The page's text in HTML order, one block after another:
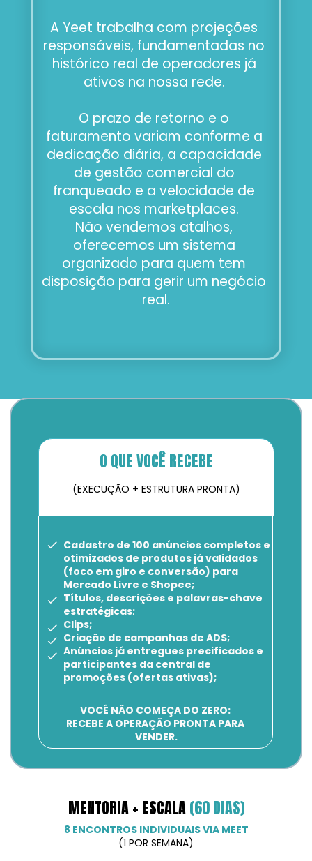
A Yeet trabalha com projeções
responsáveis, fundamentadas no
histórico real de operadores já
ativos na nossa rede.
O prazo de retorno e o
faturamento variam conforme a
dedicação diária, a capacidade
de gestão comercial do
franqueado e a velocidade de
escala nos marketplaces.
Não vendemos atalhos,
oferecemos um sistema
organizado para quem tem
disposição para gerir um negócio
real.
MENTORIA + ESCALA (60 DIAS)
O QUE VOCÊ RECEBE
8 ENCONTROS INDIVIDUAIS VIA MEET
(1 POR SEMANA)
(EXECUÇÃO + ESTRUTURA PRONTA)
Cadastro de 100 anúncios completos e
otimizados de produtos já validados
(foco em giro e conversão) para
Mercado Livre e Shopee;
Títulos, descrições e palavras-chave
estratégicas;
Clips;
Criação de campanhas de ADS;
Anúncios já entregues precificados e
participantes da central de
promoções (ofertas ativas);
VOCÊ NÃO COMEÇA DO ZERO:
RECEBE A OPERAÇÃO PRONTA PARA
VENDER.